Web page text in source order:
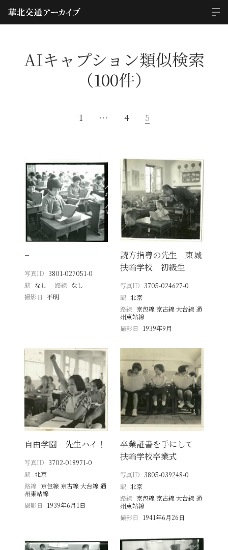
AIキャプション類似検索
（100件）
1 … 4 5
−
写真ID 3801-027051-0
駅 なし 路線 なし
撮影日
不明
読方指導の先生 東城
扶輪学校 初級生
写真ID 3705-024627-0
駅 北京
路線 京包線 京古線 大台線 通
州東站線
撮影日
1939年9月
自由学園 先生ハイ！
写真ID 3702-018971-0
駅 北京
路線 京包線 京古線 大台線 通
州東站線
撮影日
1939年6月1日
卒業証書を手にして
扶輪学校卒業式
写真ID 3805-039248-0
駅 北京
路線 京包線 京古線 大台線 通
州東站線
撮影日
1941年6月26日